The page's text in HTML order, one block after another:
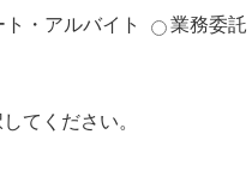
ト・アルバイト 業務委託
てください。